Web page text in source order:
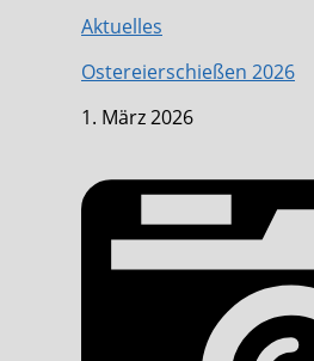
Aktuelles
Ostereierschießen 2026
1. März 2026